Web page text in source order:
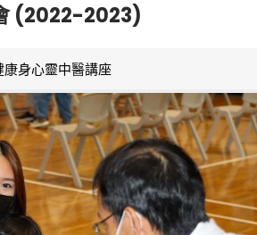
(2022-2023)
康身心靈中醫講座